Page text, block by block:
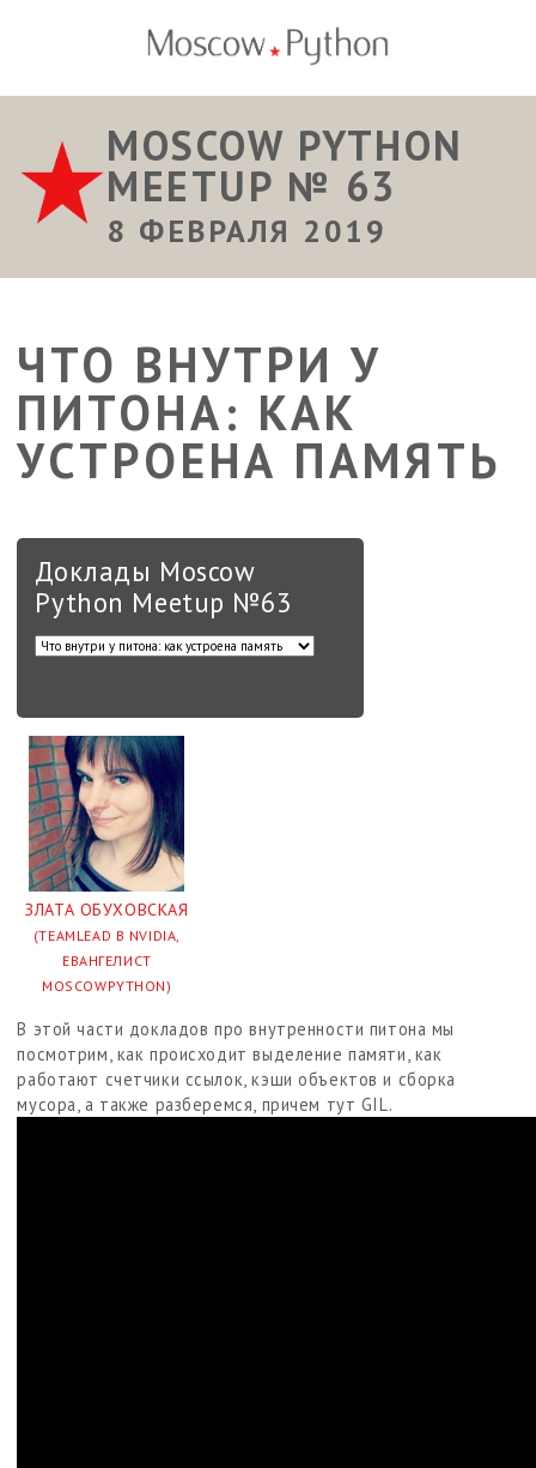
MOSCOW PYTHON
MEETUP № 63
8 ФЕВРАЛЯ 2019
ЧТО ВНУТРИ У
ПИТОНА: КАК
УСТРОЕНА ПАМЯТЬ
Доклады Moscow
Python Meetup №63
ЗЛАТА ОБУХОВСКАЯ
(TEAMLEAD В NVIDIA,
ЕВАНГЕЛИСТ
MOSCOWPYTHON)
В этой части докладов про внутренности питона мы
посмотрим, как происходит выделение памяти, как
работают счетчики ссылок, кэши объектов и сборка
мусора, а также разберемся, причем тут GIL.